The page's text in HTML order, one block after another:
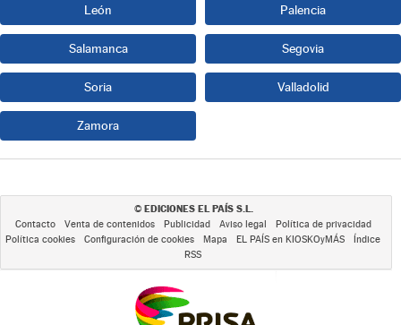
León Palencia
Salamanca Segovia
Soria Valladolid
Zamora
© EDICIONES EL PAÍS S.L.
Contacto Venta de contenidos Publicidad Aviso legal
Política de privacidad
Política cookies
Configuración de cookies Mapa EL PAÍS en KIOSKOyMÁS
Índice
RSS